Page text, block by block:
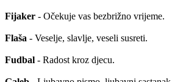
Fijaker - Očekuje vas bezbrižno vrijeme.
Flaša - Veselje, slavlje, veseli susreti.
Fudbal - Radost kroz djecu.